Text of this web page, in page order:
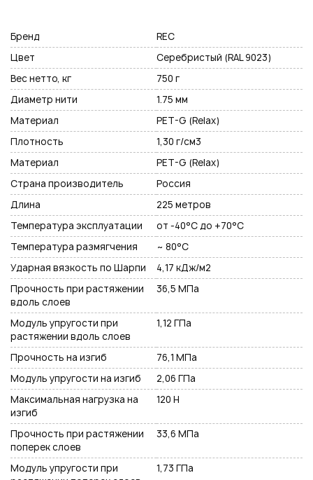
Бренд
REC
Цвет
Серебристый (RAL 9023)
Вес нетто, кг
750 г
Диаметр нити
1.75 мм
Материал
PET-G (Relax)
Плотность
1,30 г/см3
Материал
PET-G (Relax)
Страна производитель
Россия
Длина
225 метров
Температура эксплуатации
от -40°С до +70°С
Температура размягчения
~ 80°C
Ударная вязкость по Шарпи
4,17 кДж/м2
Прочность при растяжении
вдоль слоев
36,5 МПа
Модуль упругости при
растяжении вдоль слоев
1,12 ГПа
Прочность на изгиб
76,1 МПа
Модуль упругости на изгиб
2,06 ГПа
Максимальная нагрузка на
изгиб
120 Н
Прочность при растяжении
поперек слоев
33,6 МПа
Модуль упругости при
1,73 ГПа